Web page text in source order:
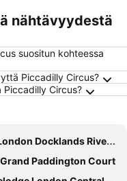
nähtävyydestä
suositun kohteessa
Piccadilly Circus?
Circus?
Docklands Riverside
Paddington Court